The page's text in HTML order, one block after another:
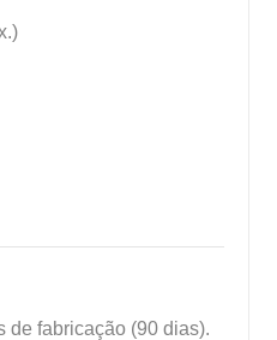
de fabricação (90 dias).